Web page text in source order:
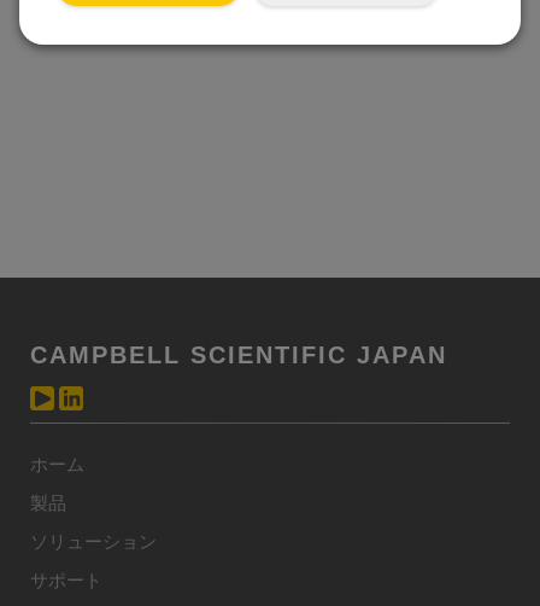
CAMPBELL SCIENTIFIC JAPAN
ホーム
製品
ソリューション
サポート